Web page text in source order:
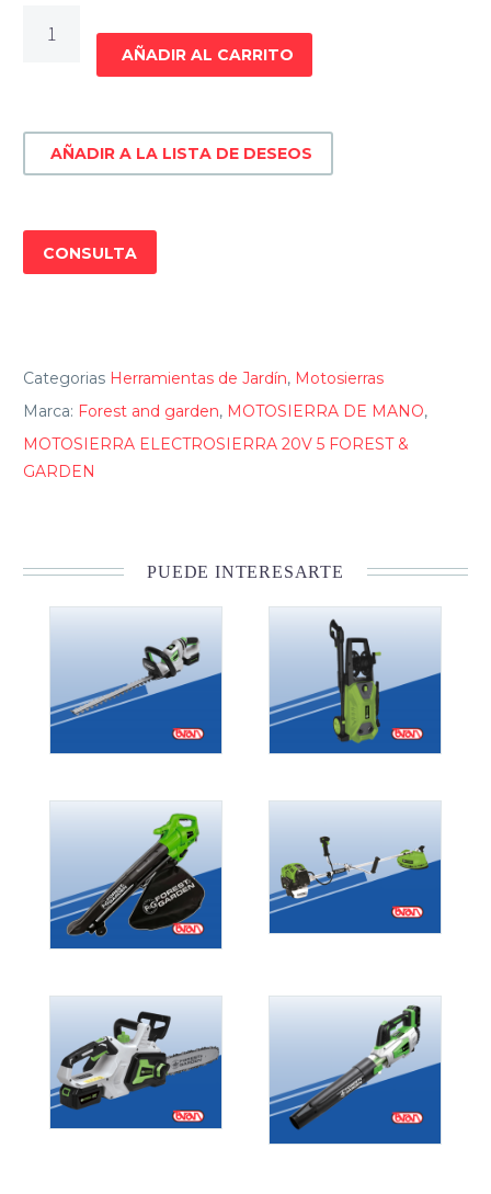
ELECTROSIERRA
FOREST
GARDEN
cantidad
AÑADIR AL CARRITO
AÑADIR A LA LISTA DE DESEOS
CONSULTA
Categorias Herramientas de Jardín, Motosierras
Marca: Forest and garden, MOTOSIERRA DE MANO,
MOTOSIERRA ELECTROSIERRA 20V 5 FOREST &
GARDEN
PUEDE INTERESARTE